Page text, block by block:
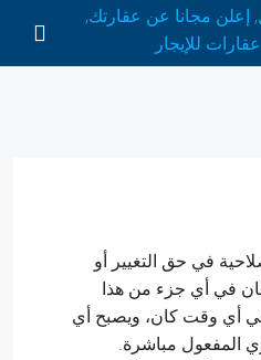
في حق التغيير أو
في أي جزء من هذا
وفي أي وقت كان، ويصبح أي
المفعول مباشرة.